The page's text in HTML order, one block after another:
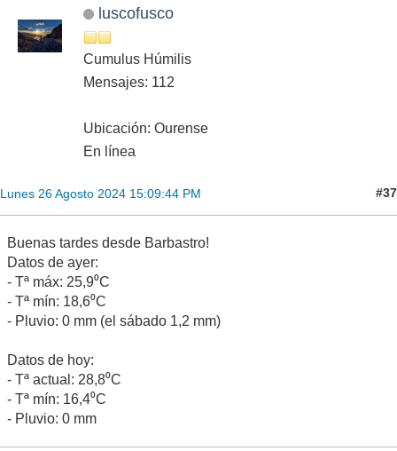
luscofusco
Cumulus Húmilis
Mensajes: 112
Ubicación: Ourense
En línea
Lunes 26 Agosto 2024 15:09:44 PM #37
Buenas tardes desde Barbastro!
Datos de ayer:
- Tª máx: 25,9⁰C
- Tª mín: 18,6⁰C
- Pluvio: 0 mm (el sábado 1,2 mm)
Datos de hoy:
- Tª actual: 28,8⁰C
- Tª mín: 16,4⁰C
- Pluvio: 0 mm